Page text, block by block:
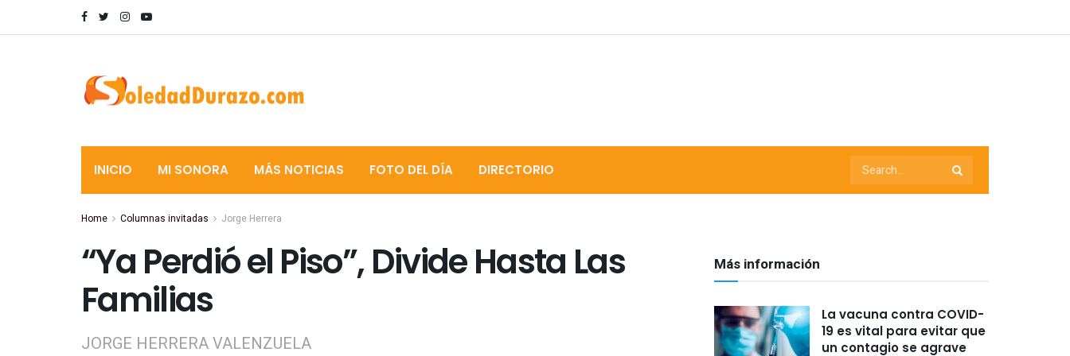
INICIO MI SONORA MÁS NOTICIAS FOTO DEL DÍA DIRECTORIO
Home Columnas invitadas Jorge Herrera
“Ya Perdió el Piso”, Divide Hasta Las
Familias
JORGE HERRERA VALENZUELA
Más información
La vacuna contra COVID-
19 es vital para evitar que
un contagio se agrave